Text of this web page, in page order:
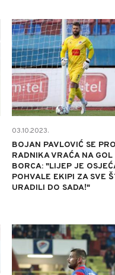
03.10.2023.
BOJAN PAVLOVIĆ SE
RADNIKA VRAĆA NA GOL
BORCA: "LIJEP JE
POHVALE EKIPI ZA SVE
URADILI DO SADA!"